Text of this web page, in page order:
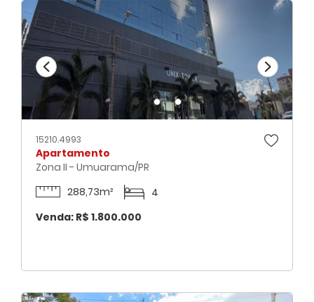
15210.4993
Apartamento
Zona II - Umuarama/PR
288,73m²
4
Venda: R$ 1.800.000